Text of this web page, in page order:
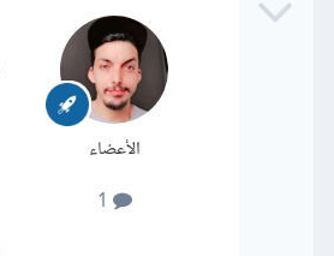
الأعضاء